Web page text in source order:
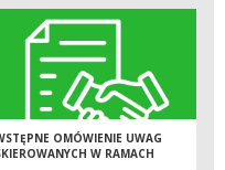
OMÓWIENIE UWAG
W RAMACH